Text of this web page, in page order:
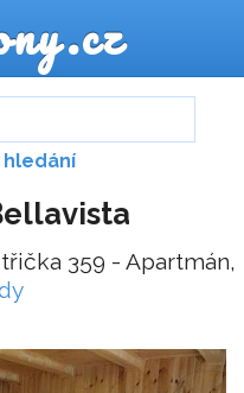
hledání
359 - Apartmán,